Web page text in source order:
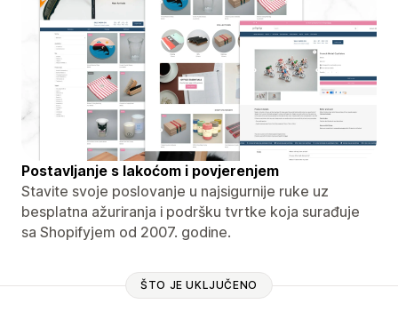
Postavljanje s lakoćom i povjerenjem
Stavite svoje poslovanje u najsigurnije ruke uz
besplatna ažuriranja i podršku tvrtke koja surađuje
sa Shopifyjem od 2007. godine.
ŠTO JE UKLJUČENO